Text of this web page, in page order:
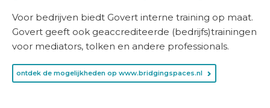
Voor bedrijven biedt Govert interne training op maat.
Govert geeft ook geaccrediteerde (bedrijfs)trainingen
voor mediators, tolken en andere professionals.
ontdek de mogelijkheden op www.bridgingspaces.nl